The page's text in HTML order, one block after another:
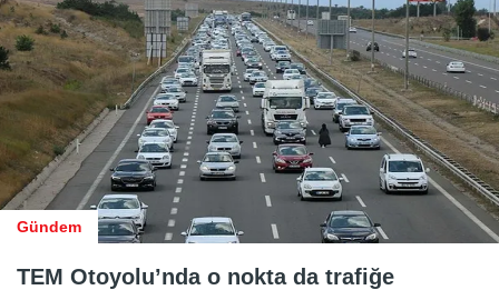
Gündem
TEM Otoyolu’nda o nokta da trafiğe